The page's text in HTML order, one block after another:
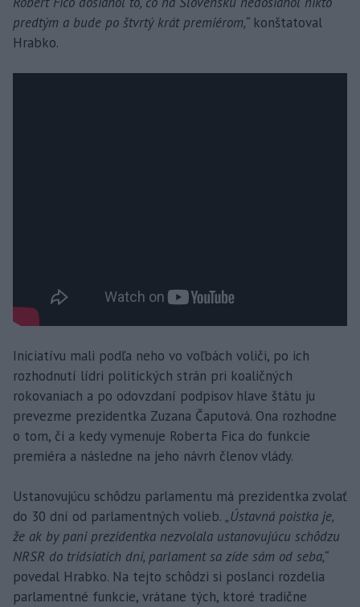
predtým a bude po štvrtý krát premiérom,“ konštatoval
Hrabko.
Iniciatívu mali podľa neho vo voľbách voliči, po ich
rozhodnutí lídri politických strán pri koaličných
rokovaniach a po odovzdaní podpisov hlave štátu ju
prevezme prezidentka Zuzana Čaputová. Ona rozhodne
o tom, či a kedy vymenuje Roberta Fica do funkcie
premiéra a následne na jeho návrh členov vlády.
Ustanovujúcu schôdzu parlamentu má prezidentka zvolať
do 30 dní od parlamentných volieb. „Ústavná poistka je,
že ak by pani prezidentka nezvolala ustanovujúcu schôdzu
NRSR do tridsiatich dní, parlament sa zíde sám od seba,“
povedal Hrabko. Na tejto schôdzi si poslanci rozdelia
parlamentné funkcie, vrátane tých, ktoré tradične